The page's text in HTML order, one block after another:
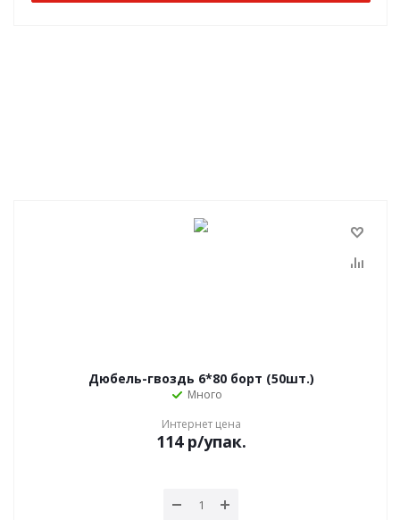
Дюбель-гвоздь 6*80 борт (50шт.)
Много
Интернет цена
114р/упак.